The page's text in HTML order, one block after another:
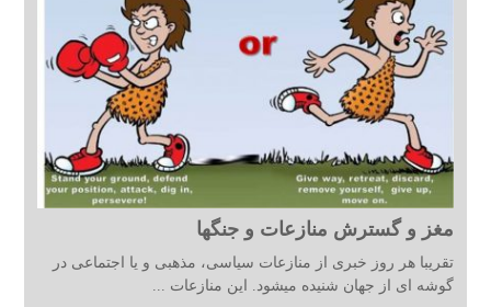
مغز و گسترش منازعات و جنگها
تقریبا هر روز خبری از منازعات سیاسی، مذهبی و یا اجتماعی در
گوشه ای از جهان شنیده میشود. این منازعات ...